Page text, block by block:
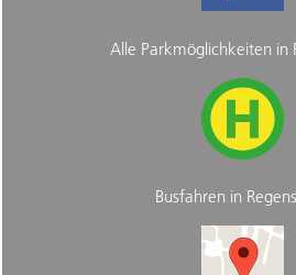
Alle Parkmöglichkeiten in
Busfahren in